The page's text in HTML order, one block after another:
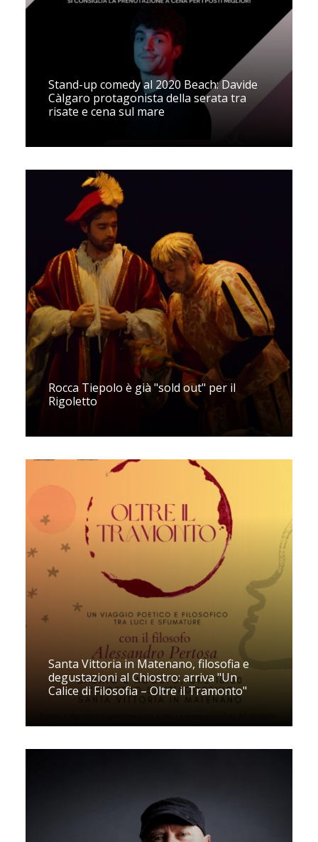
Stand-up comedy al 2020 Beach: Davide
Càlgaro protagonista della serata tra
risate e cena sul mare
Rocca Tiepolo è già "sold out" per il
Rigoletto
Santa Vittoria in Matenano, filosofia e
degustazioni al Chiostro: arriva "Un
Calice di Filosofia – Oltre il Tramonto"